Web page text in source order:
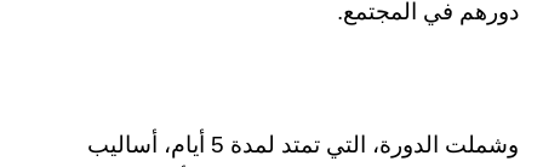
دورهم في المجتمع.
وشملت الدورة، التي تمتد لمدة 5 أيام، أساليب